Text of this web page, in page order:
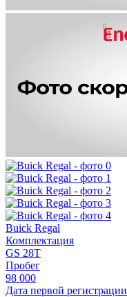
Buick Regal
Комплектация
GS 28T
Пробег
98 000
Дата первой регистрации